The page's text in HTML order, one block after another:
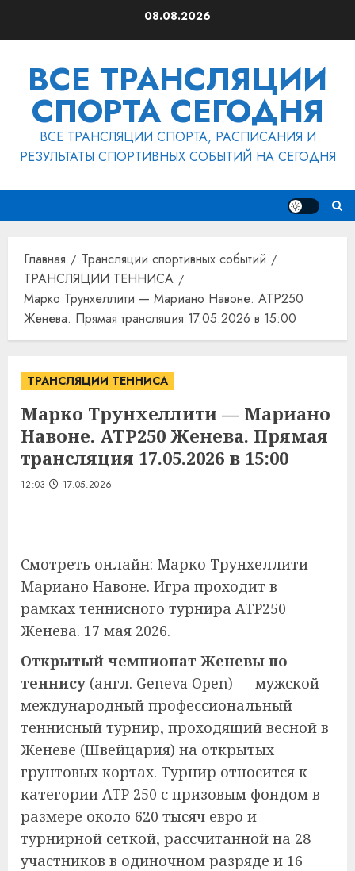
08.08.2026
ВСЕ ТРАНСЛЯЦИИ
СПОРТА СЕГОДНЯ
ВСЕ ТРАНСЛЯЦИИ СПОРТА, РАСПИСАНИЯ И
РЕЗУЛЬТАТЫ СПОРТИВНЫХ СОБЫТИЙ НА СЕГОДНЯ
Главная
Трансляции спортивных событий
ТРАНСЛЯЦИИ ТЕННИСА
Марко Трунхеллити — Мариано Навоне. ATP250
Женева. Прямая трансляция 17.05.2026 в 15:00
ТРАНСЛЯЦИИ ТЕННИСА
Марко Трунхеллити — Мариано
Навоне. ATP250 Женева. Прямая
трансляция 17.05.2026 в 15:00
12:03 17.05.2026
Смотреть онлайн: Марко Трунхеллити —
Мариано Навоне. Игра проходит в
рамках теннисного турнира ATP250
Женева. 17 мая 2026.
Открытый чемпионат Женевы по
теннису (англ. Geneva Open) — мужской
международный профессиональный
теннисный турнир, проходящий весной в
Женеве (Швейцария) на открытых
грунтовых кортах. Турнир относится к
категории ATP 250 с призовым фондом в
размере около 620 тысяч евро и
турнирной сеткой, рассчитанной на 28
участников в одиночном разряде и 16